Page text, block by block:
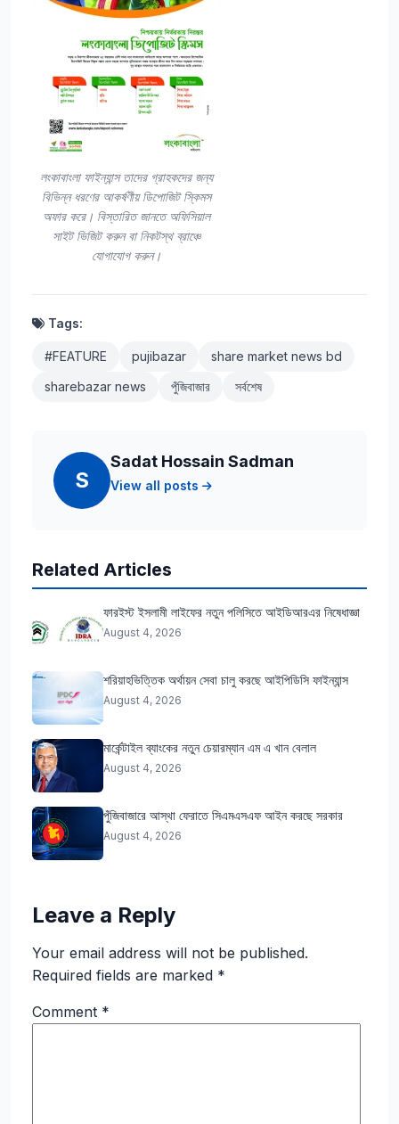
লংকাবাংলা ফাইন্যান্স তাদের গ্রাহকদের জন্য
বিভিন্ন ধরণের আকর্ষণীয় ডিপোজিট স্কিমস
অফার করে। বিস্তারিত জানতে অফিসিয়াল
সাইট ভিজিট করুন বা নিকটস্থ ব্রাঞ্চে
যোগাযোগ করুন।
Tags:
#FEATURE pujibazar
share market news bd
sharebazar news
পুঁজিবাজার সর্বশেষ
S
Sadat Hossain Sadman
View all posts
Related Articles
ফারইস্ট ইসলামী লাইফের নতুন পলিসিতে আইডিআরএর নিষেধাজ্ঞা
August 4, 2026
শরিয়াহভিত্তিক অর্থায়ন সেবা চালু করছে আইপিডিসি ফাইন্যান্স
August 4, 2026
মার্কেন্টাইল ব্যাংকের নতুন চেয়ারম্যান এম এ খান বেলাল
August 4, 2026
পুঁজিবাজারে আস্থা ফেরাতে সিএমএসএফ আইন করছে সরকার
August 4, 2026
Leave a Reply
Your email address will not be published.
Required fields are marked *
Comment *